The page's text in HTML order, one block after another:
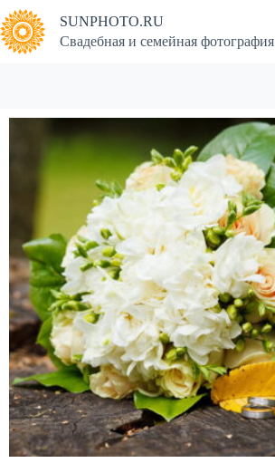
Перейти
к
сути
SUNPHOTO.RU
Свадебная и семейная фотография